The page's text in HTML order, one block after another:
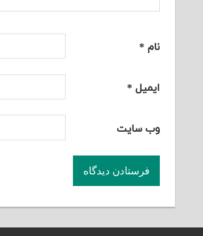
نام *
ایمیل *
وب‌ سایت